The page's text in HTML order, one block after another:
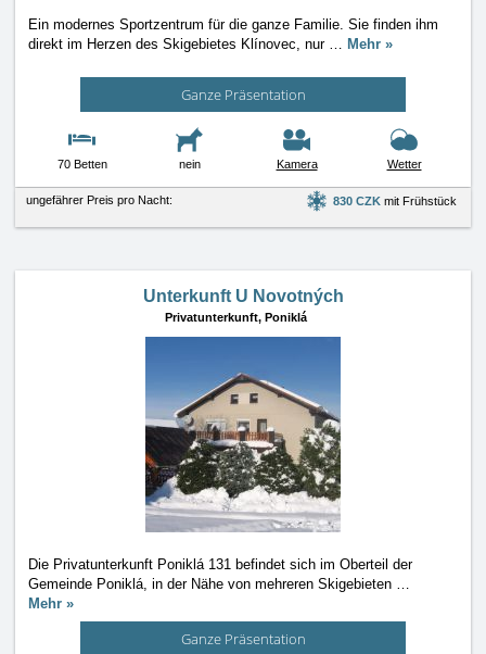
Ein modernes Sportzentrum für die ganze Familie. Sie finden ihm
direkt im Herzen des Skigebietes Klínovec, nur … Mehr »
Ganze Präsentation
70 Betten nein Kamera Wetter
ungefährer Preis pro Nacht: 830 CZK mit Frühstück
Unterkunft U Novotných
Privatunterkunft, Poniklá
Die Privatunterkunft Poniklá 131 befindet sich im Oberteil der
Gemeinde Poniklá, in der Nähe von mehreren Skigebieten …
Mehr »
Ganze Präsentation